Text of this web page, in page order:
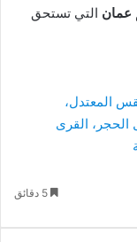
عمان التي تستحق
المعتدل،
القرى